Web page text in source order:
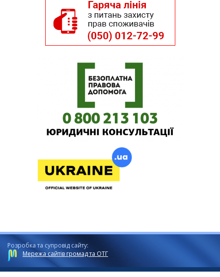
Розробка та супровід сайту:
Мережа сайтів громад та ОТГ